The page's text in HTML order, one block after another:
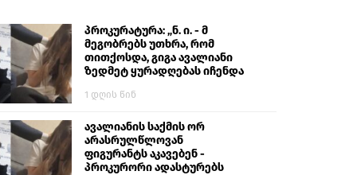
პროკურატურა: „ნ. ი. - მ
მეგობრებს უთხრა, რომ
თითქოსდა, გიგა ავალიანი
ზედმეტ ყურადღებას იჩენდა
ალექსანდრე გაბაშვილი
გიგა ავალიანს“
1 დღის წინ
ავალიანის საქმის ორ
არასრულწლოვან
ფიგურანტს აკავებენ -
პროკურორი ადასტურებს